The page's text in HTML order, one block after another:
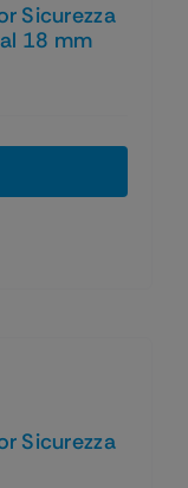
Sicurezza
18 mm
Sicurezza